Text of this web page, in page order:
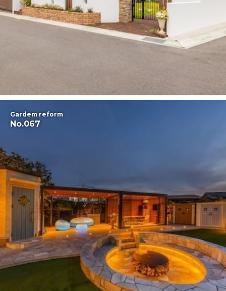
Gardem reform
No.067